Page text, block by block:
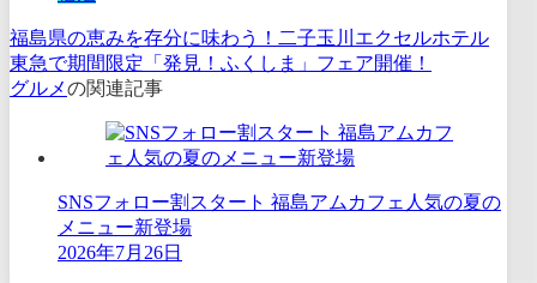
福島県の恵みを存分に味わう！二子玉川エクセルホテル
東急で期間限定「発見！ふくしま」フェア開催！
グルメの関連記事
SNSフォロー割スタート 福島アムカフェ人気の夏の
メニュー新登場
2026年7月26日